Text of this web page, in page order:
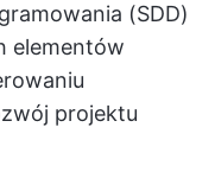
(SDD)
elementów
projektu